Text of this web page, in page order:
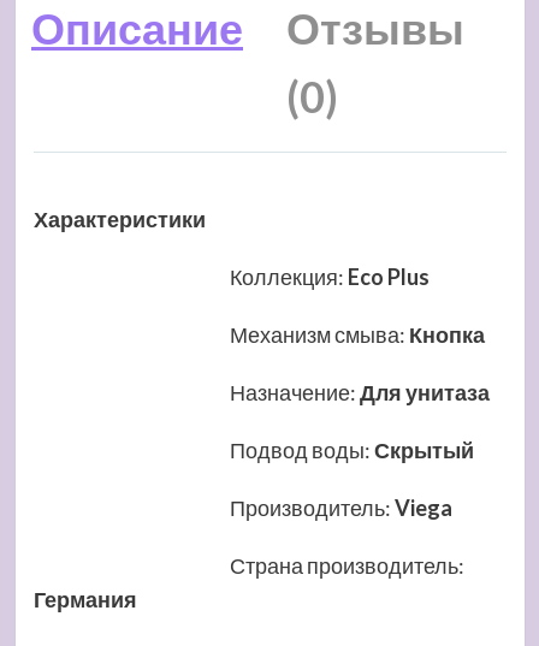
Описание
Отзывы
(0)
Характеристики
Коллекция: Eco Plus
Механизм смыва: Кнопка
Назначение:Для унитаза
Подвод воды:Скрытый
Производитель:Viega
Страна производитель:
Германия